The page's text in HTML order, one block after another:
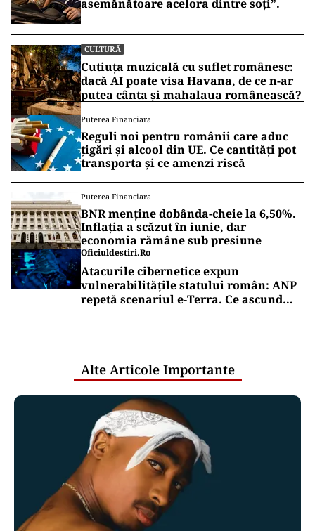
asemănătoare acelora dintre soți”.
CULTURĂ
Cutiuța muzicală cu suflet românesc:
dacă AI poate visa Havana, de ce n-ar
putea cânta și mahalaua românească?
Puterea Financiara
Reguli noi pentru românii care aduc
țigări și alcool din UE. Ce cantități pot
transporta și ce amenzi riscă
Puterea Financiara
BNR menține dobânda-cheie la 6,50%.
Inflația a scăzut în iunie, dar
economia rămâne sub presiune
Oficiuldestiri.ro
Atacurile cibernetice expun
vulnerabilitățile statului român: ANP
repetă scenariul e‑Terra. Ce ascund
Alte Articole Importante